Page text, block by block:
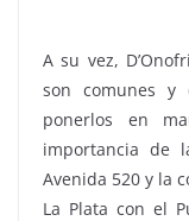
A su vez,
son comunes y
ponerlos en
importancia de
Avenida 520 y la
La Plata con el